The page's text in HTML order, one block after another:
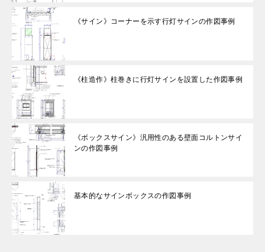
《サイン》コーナーを示す行灯サインの作図事例
《柱造作》柱巻きに行灯サインを設置した作図事例
《ボックスサイン》汎用性のある壁面コルトンサイ
ンの作図事例
基本的なサインボックスの作図事例